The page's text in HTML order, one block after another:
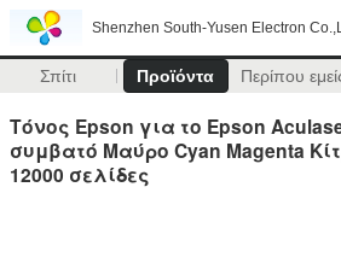
Shenzhen South-Yusen Electron
Σπίτι Προϊόντα Περίπου
Τόνος Epson για το Epson
συμβατό Μαύρο Cyan Magenta
12000 σελίδες